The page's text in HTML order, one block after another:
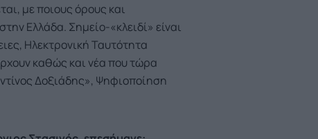
με ποιους όρους και
Ελλάδα. Σημείο-«κλειδί» είναι
Ηλεκτρονική Ταυτότητα
καθώς και νέα που τώρα
Δοξιάδης», Ψηφιοποίηση